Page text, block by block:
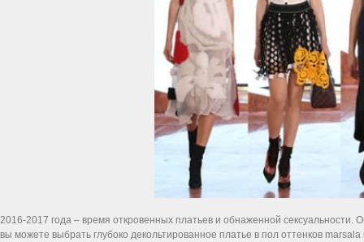
2016-2017 года – время откровенных платьев и обнаженной
вы можете выбрать глубоко декольтированное платье в пол оттенков